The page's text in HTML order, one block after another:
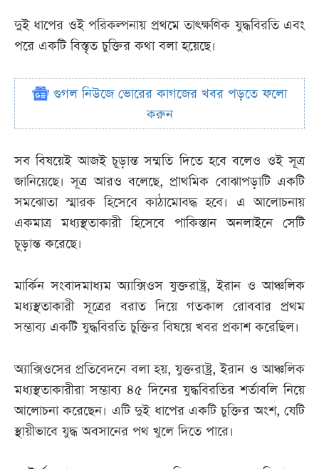
দুই ধাপের ওই পরিকল্পনায় প্রথমে তাৎক্ষণিক যুদ্ধবিরতি এবং
পরে একটি বিস্তৃত চুক্তির কথা বলা হয়েছে।
গুগল নিউজে ভোরের কাগজের খবর পড়তে ফলো
করুন
সব বিষয়েই আজই চূড়ান্ত সম্মতি দিতে হবে বলেও ওই সূত্র
জানিয়েছে। সূত্র আরও বলেছে, প্রাথমিক বোঝাপড়াটি একটি
সমঝোতা স্মারক হিসেবে কাঠামোবদ্ধ হবে। এ আলোচনায়
একমাত্র মধ্যস্থতাকারী হিসেবে পাকিস্তান অনলাইনে সেটি
চূড়ান্ত করেছে।
মার্কিন সংবাদমাধ্যম অ্যাক্সিওস যুক্তরাষ্ট্র, ইরান ও আঞ্চলিক
মধ্যস্থতাকারী সূত্রের বরাত দিয়ে গতকাল রোববার প্রথম
সম্ভাব্য একটি যুদ্ধবিরতি চুক্তির বিষয়ে খবর প্রকাশ করেছিল।
অ্যাক্সিওসের প্রতিবেদনে বলা হয়, যুক্তরাষ্ট্র, ইরান ও আঞ্চলিক
মধ্যস্থতাকারীরা সম্ভাব্য ৪৫ দিনের যুদ্ধবিরতির শর্তাবলি নিয়ে
আলোচনা করেছেন। এটি দুই ধাপের একটি চুক্তির অংশ, যেটি
স্থায়ীভাবে যুদ্ধ অবসানের পথ খুলে দিতে পারে।